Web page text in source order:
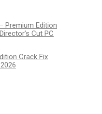
Premium Edition
Cut PC
Crack Fix